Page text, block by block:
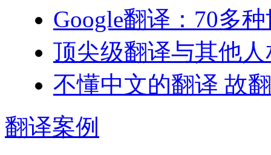
Google翻译：70多
顶尖级翻译与其他
不懂中文的翻译 故
翻译案例